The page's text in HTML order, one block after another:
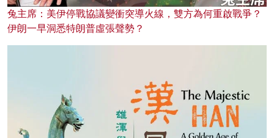
兔主席：美伊停戰協議變衝突導火線，雙方為何重啟戰爭？
伊朗一早洞悉特朗普虛張聲勢？